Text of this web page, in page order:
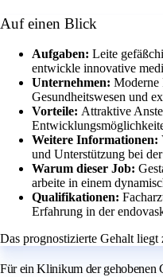
Auf einen Blick
Aufgaben: Leite
entwickle innovative
Unternehmen: Moderne
Gesundheitswesen und
Vorteile: Attraktive
Weitere Informationen:
und Unterstützung bei
Warum dieser Job:
arbeite in einem
Qualifikationen:
Erfahrung in der
Das prognostizierte Gehalt
Für ein Klinikum der gehobenen